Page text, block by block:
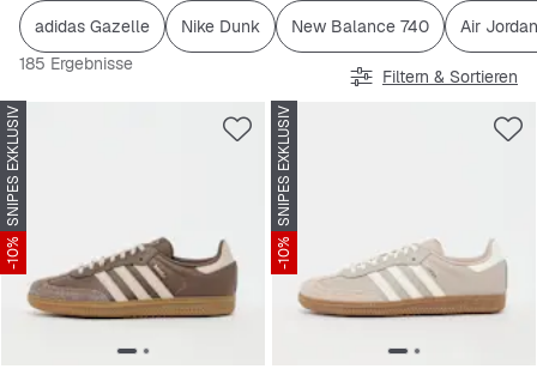
adidas Gazelle Nike Dunk New Balance 740
Air
185 Ergebnisse
Filtern & Sortieren
SNIPES EXKLUSIV
-10%
SNIPES EXKLUSIV
-10%